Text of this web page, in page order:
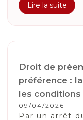
Lire la suite
Droit de
préférence :
les conditions
09/04/2026
Par un arrêt